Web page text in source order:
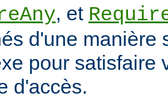
, et
d'une manière
pour satisfaire
d'accès.